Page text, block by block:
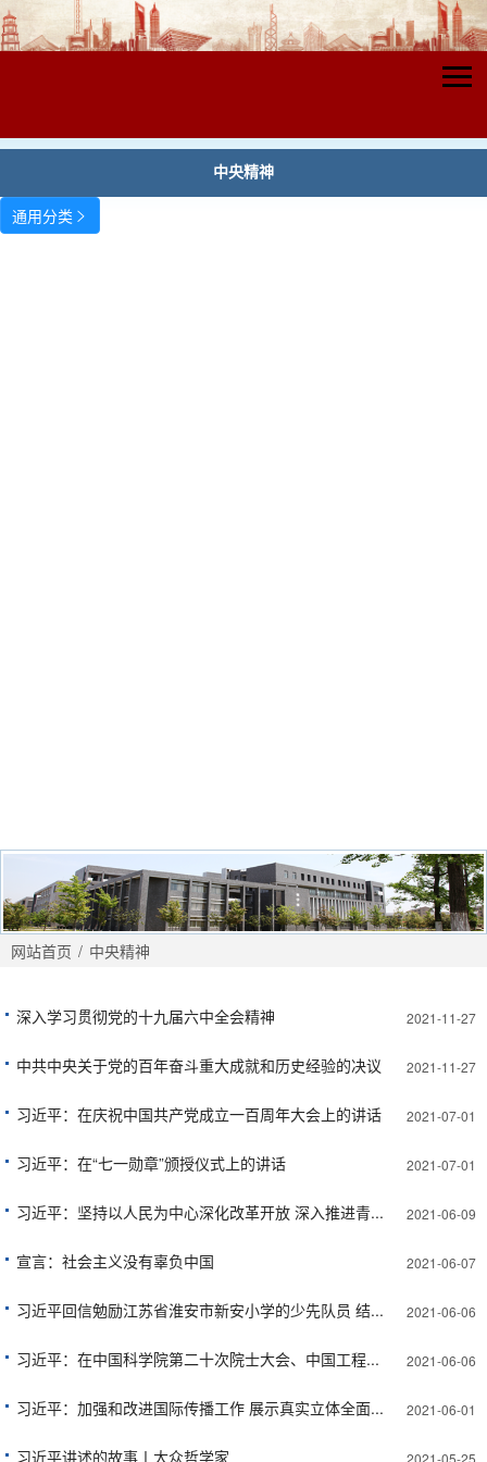
中央精神
通用分类 
网站首页 / 中央精神
深入学习贯彻党的十九届六中全会精神 2021-11-27
中共中央关于党的百年奋斗重大成就和历史经验的决议 2021-11-27
习近平：在庆祝中国共产党成立一百周年大会上的讲话 2021-07-01
习近平：在“七一勋章”颁授仪式上的讲话 2021-07-01
习近平：坚持以人民为中心深化改革开放 深入推进青... 2021-06-09
宣言：社会主义没有辜负中国 2021-06-07
习近平回信勉励江苏省淮安市新安小学的少先队员 结... 2021-06-06
习近平：在中国科学院第二十次院士大会、中国工程... 2021-06-06
习近平：加强和改进国际传播工作 展示真实立体全面... 2021-06-01
习近平讲述的故事丨大众哲学家 2021-05-25